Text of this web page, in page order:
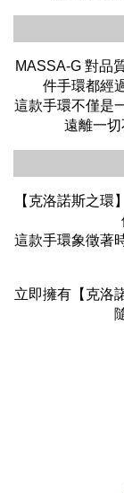
MASSA-G 對品
件手環都經
這款手環不僅是
遠離一切
【克洛諾斯之
這款手環象徵著
立即擁有【克洛